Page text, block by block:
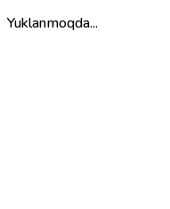
Yuklanmoqda...